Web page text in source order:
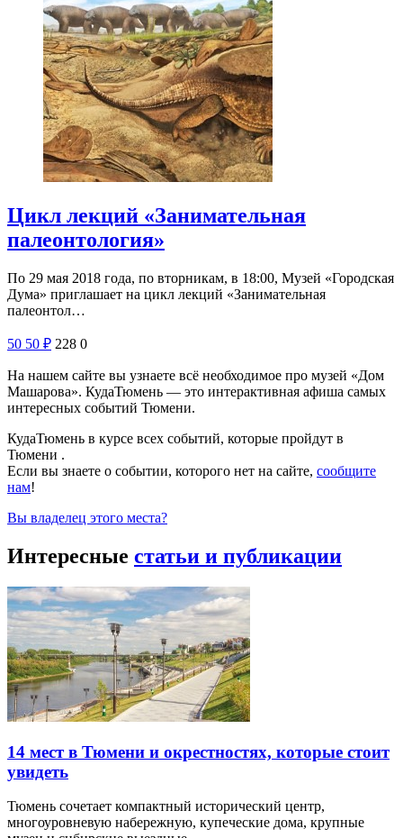
Цикл лекций «Занимательная
палеонтология»
По 29 мая 2018 года, по вторникам, в 18:00, Музей «Городская
Дума» приглашает на цикл лекций «Занимательная
палеонтол…
50 50 ₽ 228 0
На нашем сайте вы узнаете всё необходимое про музей «Дом
Машарова». КудаТюмень — это интерактивная афиша самых
интересных событий Тюмени.
КудаТюмень в курсе всех событий, которые пройдут в
Тюмени .
Если вы знаете о событии, которого нет на сайте, сообщите
нам!
Вы владелец этого места?
Интересные статьи и публикации
14 мест в Тюмени и окрестностях, которые стоит
увидеть
Тюмень сочетает компактный исторический центр,
многоуровневую набережную, купеческие дома, крупные